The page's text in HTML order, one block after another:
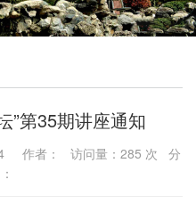
”第35期讲座通知
作者： 访问量： 285 次 分